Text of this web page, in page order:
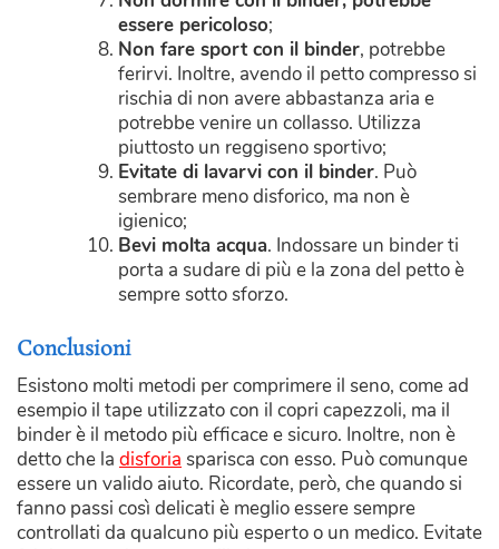
essere pericoloso;
Non fare sport con il binder, potrebbe
ferirvi. Inoltre, avendo il petto compresso si
rischia di non avere abbastanza aria e
potrebbe venire un collasso. Utilizza
piuttosto un reggiseno sportivo;
Evitate di lavarvi con il binder. Può
sembrare meno disforico, ma non è
igienico;
Bevi molta acqua. Indossare un binder ti
porta a sudare di più e la zona del petto è
sempre sotto sforzo.
Conclusioni
Esistono molti metodi per comprimere il seno, come ad
esempio il tape utilizzato con il copri capezzoli, ma il
binder è il metodo più efficace e sicuro. Inoltre, non è
detto che la disforia sparisca con esso. Può comunque
essere un valido aiuto. Ricordate, però, che quando si
fanno passi così delicati è meglio essere sempre
controllati da qualcuno più esperto o un medico. Evitate